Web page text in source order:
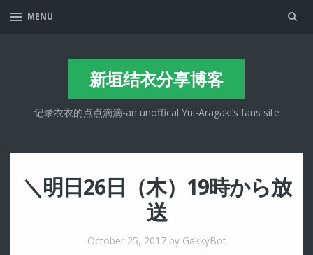
MENU
新垣结衣分享博客
记录衣衣的点点滴滴-an unoffical Yui-Aragaki’s fans site
＼明日26日（木）19時から放
送
October 25, 2017by GakkyBot